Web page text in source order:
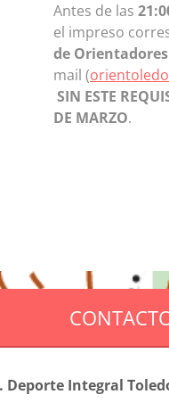
Antes de las
el impreso
de
mail (
SIN ESTE
DE MARZO.
Deporte Integral